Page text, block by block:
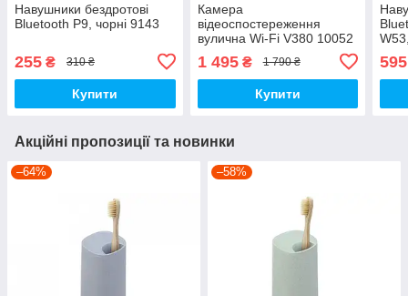
Навушники бездротові
Bluetooth P9, чорні 9143
255 ₴ 310 ₴
Купити
Камера
відеоспостереження
вулична Wi-Fi V380 10052
1 495₴ 1 790 ₴
Купити
595
Акційні пропозиції та новинки
–64% –58%